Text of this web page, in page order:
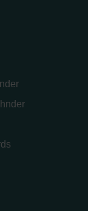
Policy
o ochronie danych